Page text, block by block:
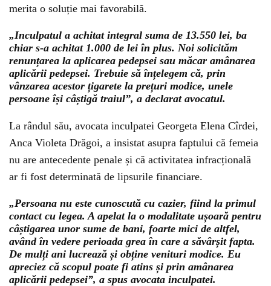
merita o soluție mai favorabilă.
„Inculpatul a achitat integral suma de 13.550 lei, ba
chiar s-a achitat 1.000 de lei în plus. Noi solicităm
renunțarea la aplicarea pedepsei sau măcar amânarea
aplicării pedepsei. Trebuie să înțelegem că, prin
vânzarea acestor țigarete la prețuri modice, unele
persoane își câștigă traiul”, a declarat avocatul.
La rândul său, avocata inculpatei Georgeta Elena Cîrdei,
Anca Violeta Drăgoi, a insistat asupra faptului că femeia
nu are antecedente penale și că activitatea infracțională
ar fi fost determinată de lipsurile financiare.
„Persoana nu este cunoscută cu cazier, fiind la primul
contact cu legea. A apelat la o modalitate ușoară pentru
câștigarea unor sume de bani, foarte mici de altfel,
având în vedere perioada grea în care a săvârșit fapta.
De mulți ani lucrează și obține venituri modice. Eu
apreciez că scopul poate fi atins și prin amânarea
aplicării pedepsei”, a spus avocata inculpatei.